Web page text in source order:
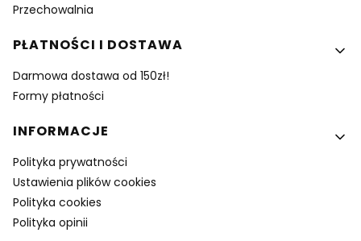
Przechowalnia
PŁATNOŚCI I DOSTAWA
Darmowa dostawa od 150zł!
Formy płatności
INFORMACJE
Polityka prywatności
Ustawienia plików cookies
Polityka cookies
Polityka opinii